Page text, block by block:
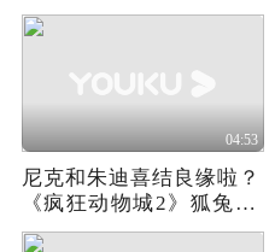
04:53
尼克和朱迪喜结良缘啦？
《疯狂动物城2》狐兔CP
兑现9年之约